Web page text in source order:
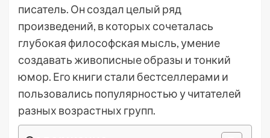
писатель. Он создал целый ряд
произведений, в которых сочеталась
глубокая философская мысль, умение
создавать живописные образы и тонкий
юмор. Его книги стали бестселлерами и
пользовались популярностью у читателей
разных возрастных групп.